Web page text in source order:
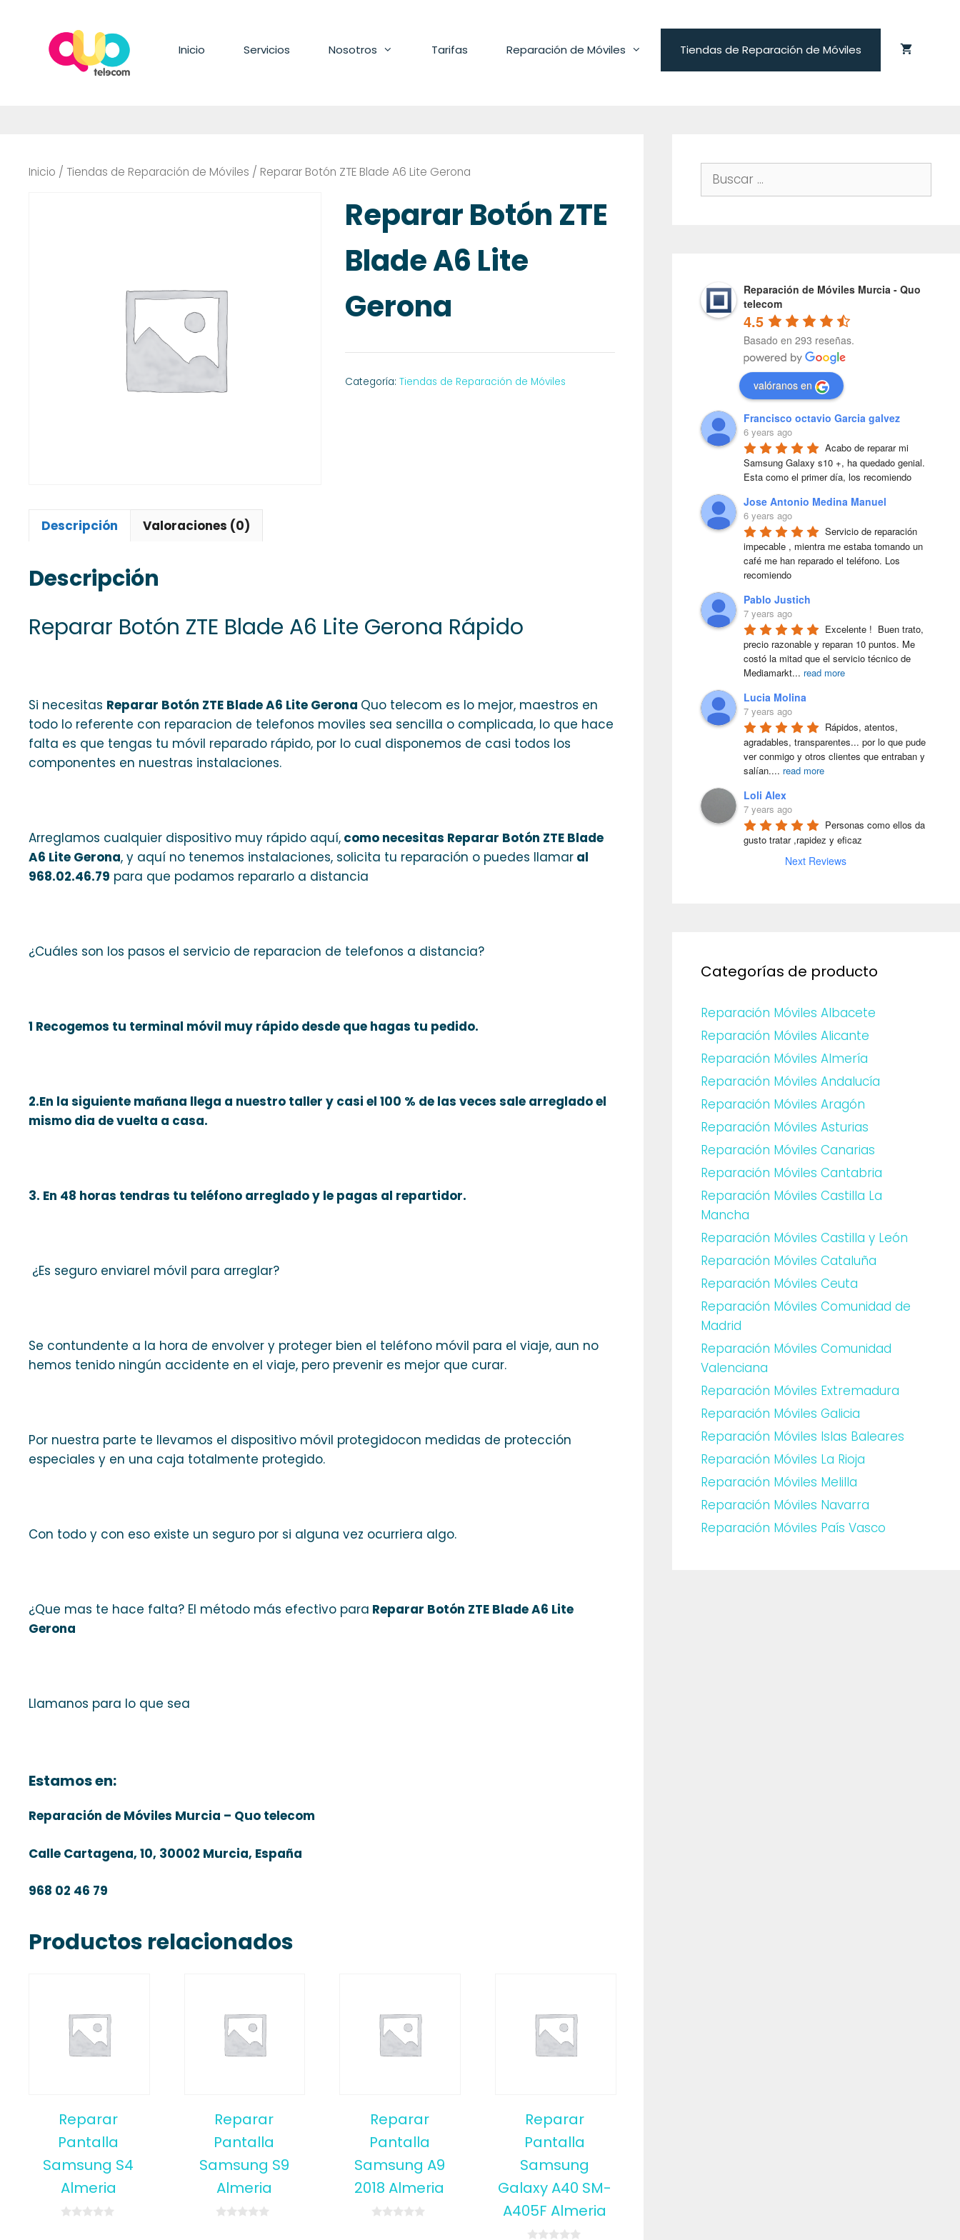
contenido
Inicio Servicios Nosotros Tarifas Reparación de Móviles Tiendas de Reparación de Móviles
Inicio / Tiendas de Reparación de Móviles / Reparar Botón ZTE Blade A6 Lite Gerona
Reparar Botón ZTE
Blade A6 Lite
Gerona
Categoría:Tiendas de Reparación de Móviles
Descripción Valoraciones (0)
Descripción
Reparar Botón ZTE Blade A6 Lite Gerona Rápido
Si necesitas Reparar Botón ZTE Blade A6 Lite Gerona Quo telecom es lo mejor, maestros en
todo lo referente con reparacion de telefonos moviles sea sencilla o complicada, lo que hace
falta es que tengas tu móvil reparado rápido, por lo cual disponemos de casi todos los
componentes en nuestras instalaciones.
Arreglamos cualquier dispositivo muy rápido aquí, como necesitas Reparar Botón ZTE Blade
A6 Lite Gerona, y aquí no tenemos instalaciones, solicita tu reparación o puedes llamar al
968.02.46.79 para que podamos repararlo a distancia
¿Cuáles son los pasos el servicio de reparacion de telefonos a distancia?
1 Recogemos tu terminal móvil muy rápido desde que hagas tu pedido.
2.En la siguiente mañana llega a nuestro taller y casi el 100 % de las veces sale arreglado el
mismo dia de vuelta a casa.
3. En 48 horas tendras tu teléfono arreglado y le pagas al repartidor.
¿Es seguro enviarel móvil para arreglar?
Se contundente a la hora de envolver y proteger bien el teléfono móvil para el viaje, aun no
hemos tenido ningún accidente en el viaje, pero prevenir es mejor que curar.
Por nuestra parte te llevamos el dispositivo móvil protegidocon medidas de protección
especiales y en una caja totalmente protegido.
Con todo y con eso existe un seguro por si alguna vez ocurriera algo.
¿Que mas te hace falta? El método más efectivo para Reparar Botón ZTE Blade A6 Lite
Gerona
Llamanos para lo que sea
Estamos en:
Reparación de Móviles Murcia – Quo telecom
Calle Cartagena, 10, 30002 Murcia, España
968 02 46 79
Productos relacionados
Reparar
Pantalla
Samsung S4
Almeria
Reparar
Pantalla
Samsung S9
Almeria
Reparar
Pantalla
Samsung A9
2018 Almeria
Reparar
Pantalla
Samsung
Galaxy A40 SM-
A405F Almeria
Buscar:
Reparación de Móviles Murcia - Quo
telecom
4.5
Basado en 293 reseñas.
valóranos en
Francisco octavio Garcia galvez
6 years ago
Acabo de reparar mi
Samsung Galaxy s10 +, ha quedado genial.
Esta como el primer día, los recomiendo
Jose Antonio Medina Manuel
6 years ago
Servicio de reparación
impecable , mientra me estaba tomando un
café me han reparado el teléfono. Los
recomiendo
Pablo Justich
7 years ago
Excelente !  Buen trato,
precio razonable y reparan 10 puntos. Me
costó la mitad que el servicio técnico de
Mediamarkt... read more
Lucia Molina
7 years ago
Rápidos, atentos,
agradables, transparentes... por lo que pude
ver conmigo y otros clientes que entraban y
salían.... read more
Loli Alex
7 years ago
Personas como ellos da
gusto tratar ,rapidez y eficaz
Next Reviews
Categorías de producto
Reparación Móviles Albacete
Reparación Móviles Alicante
Reparación Móviles Almería
Reparación Móviles Andalucía
Reparación Móviles Aragón
Reparación Móviles Asturias
Reparación Móviles Canarias
Reparación Móviles Cantabria
Reparación Móviles Castilla La
Mancha
Reparación Móviles Castilla y León
Reparación Móviles Cataluña
Reparación Móviles Ceuta
Reparación Móviles Comunidad de
Madrid
Reparación Móviles Comunidad
Valenciana
Reparación Móviles Extremadura
Reparación Móviles Galicia
Reparación Móviles Islas Baleares
Reparación Móviles La Rioja
Reparación Móviles Melilla
Reparación Móviles Navarra
Reparación Móviles País Vasco